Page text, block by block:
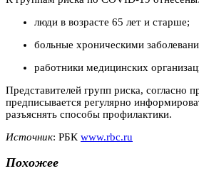
люди в возрасте 65 лет и старше;
больные хроническими
работники медицинских
Представителей групп риска, согласно
предписывается регулярно
разъяснять способы профилактики.
Источник: РБК www.rbc.ru
Похожее